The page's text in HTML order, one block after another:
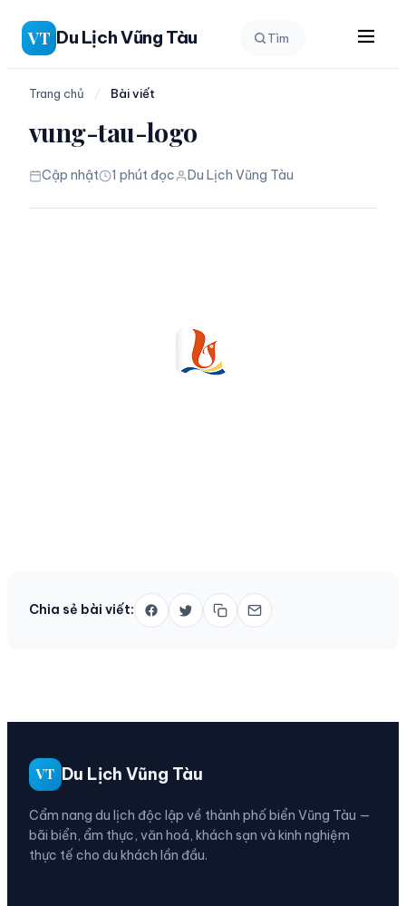
Chuyển
đến
phần
VT Du Lịch Vũng Tàu Tìm
Trang chủ / Bài viết
vung-tau-logo
Cập nhật 1 phút đọc Du Lịch Vũng Tàu
Chia sẻ bài viết:
VT Du Lịch Vũng Tàu
Cẩm nang du lịch độc lập về thành phố biển Vũng Tàu —
bãi biển, ẩm thực, văn hoá, khách sạn và kinh nghiệm
thực tế cho du khách lần đầu.